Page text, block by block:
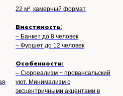
22 м², камерный формат
Вместимость:
– Банкет до 8 человек
– Фуршет до 12 человек
Особенности:
– Сюрреализм + провансальский
уют. Минимализм с
эксцентричными акцентами в